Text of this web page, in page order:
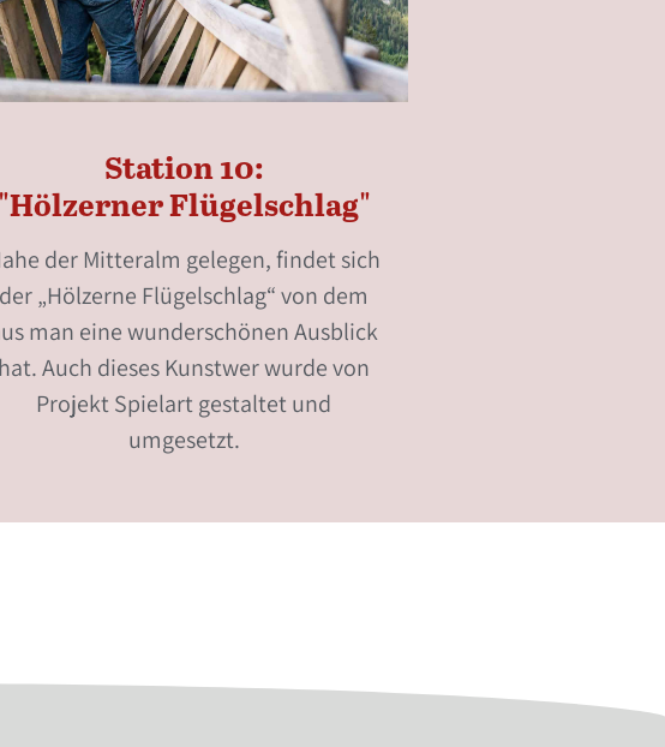
Station 10:
"Hölzerner Flügelschlag"
der Mitteralm gelegen, findet sich
der „Hölzerne Flügelschlag“ von dem
man eine wunderschönen Ausblick
hat. Auch dieses Kunstwer wurde von
Projekt Spielart gestaltet und
umgesetzt.